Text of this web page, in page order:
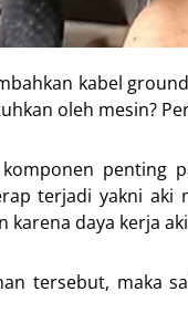
kabel
oleh mesin?
penting
terjadi yakni
karena daya kerja
tersebut, maka